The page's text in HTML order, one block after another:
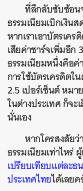
ที่ลึกลับซับซ้อน
ธรรมเนียมเบิกเงิน
หากเราเอาบัตรเค
เสียค่าชาร์จเพิ่มอีก
ธรรมเนียมหนึ่งคือค่
การใช้บัตรเครดิตใ
2.5 เปอร์เซ็นต์ หม
ในต่างประเทศ ก็จะ
นั่นเอง
หากใครสงสัย
ธรรมเนียมเท่าไหร่
เปรียบเทียบแต่ละธ
ประเทศไทยได้เลย